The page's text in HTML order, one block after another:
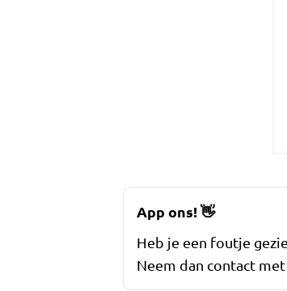
App ons!👋
Heb je een foutje
Neem dan contact met